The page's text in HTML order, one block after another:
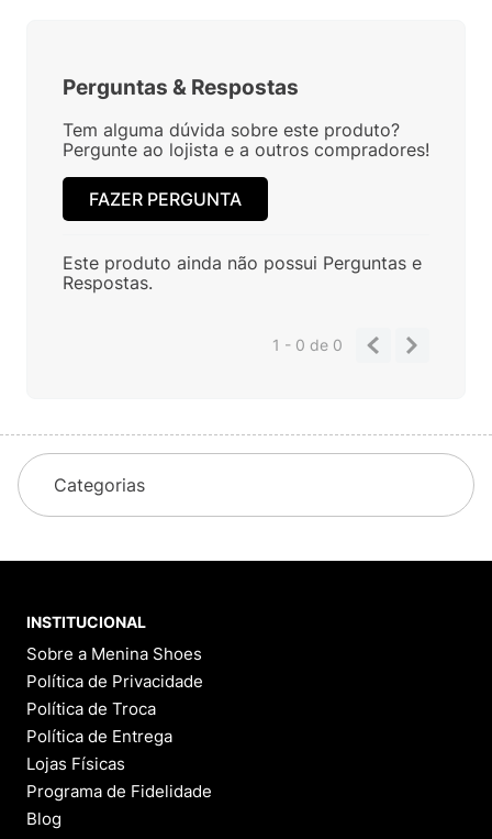
Perguntas & Respostas
Tem alguma dúvida sobre este produto?
Pergunte ao lojista e a outros compradores!
FAZER PERGUNTA
Este produto ainda não possui Perguntas e
Respostas.
1 - 0de 0
Categorias
INSTITUCIONAL
Sobre a Menina Shoes
Política de Privacidade
Política de Troca
Política de Entrega
Lojas Físicas
Programa de Fidelidade
Blog